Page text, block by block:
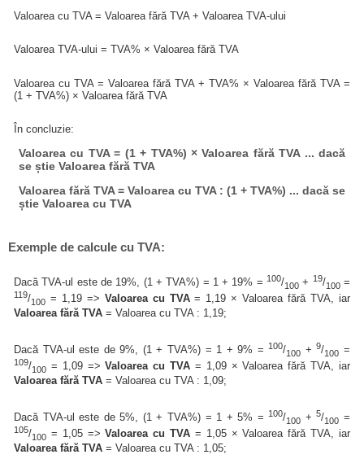
Valoarea cu TVA = Valoarea fără TVA + Valoarea TVA-ului
Valoarea TVA-ului = TVA% × Valoarea fără TVA
Valoarea cu TVA = Valoarea fără TVA + TVA% × Valoarea fără TVA =
(1 + TVA%) × Valoarea fără TVA
În concluzie:
Valoarea cu TVA = (1 + TVA%) × Valoarea fără TVA ... dacă
se știe Valoarea fără TVA
Valoarea fără TVA = Valoarea cu TVA : (1 + TVA%) ... dacă se
știe Valoarea cu TVA
Exemple de calcule cu TVA:
Dacă TVA-ul este de 19%, (1 + TVA%) = 1 + 19% = 100/100+ 19/100=
119/100 = 1,19 => Valoarea cu TVA= 1,19 × Valoarea fără TVA, iar
Valoarea fără TVA = Valoarea cu TVA : 1,19;
Dacă TVA-ul este de 9%, (1 + TVA%) = 1 + 9% =100/100 +9/100 =
109/100 = 1,09 =>Valoarea cu TVA = 1,09 × Valoarea fără TVA, iar
Valoarea fără TVA = Valoarea cu TVA : 1,09;
Dacă TVA-ul este de 5%, (1 + TVA%) = 1 + 5% =100/100 +5/100 =
105/100 = 1,05 =>Valoarea cu TVA = 1,05 × Valoarea fără TVA, iar
Valoarea fără TVA = Valoarea cu TVA : 1,05;